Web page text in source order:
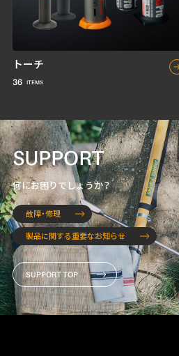
トーチ
36
SUPPORT
何にお困りでしょうか？
故障・修理
製品に関する重要なお知らせ
SUPPORT TOP